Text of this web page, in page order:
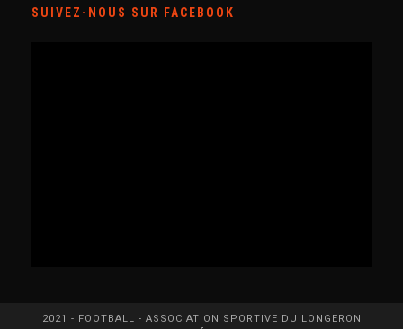
SUIVEZ-NOUS SUR FACEBOOK
2021 - FOOTBALL - ASSOCIATION SPORTIVE DU LONGERON